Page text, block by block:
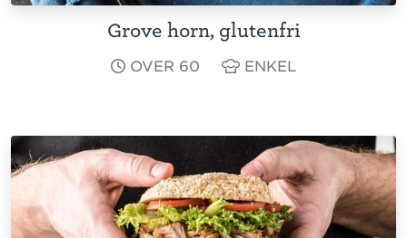
Grove horn, glutenfri
OVER 60 ENKEL